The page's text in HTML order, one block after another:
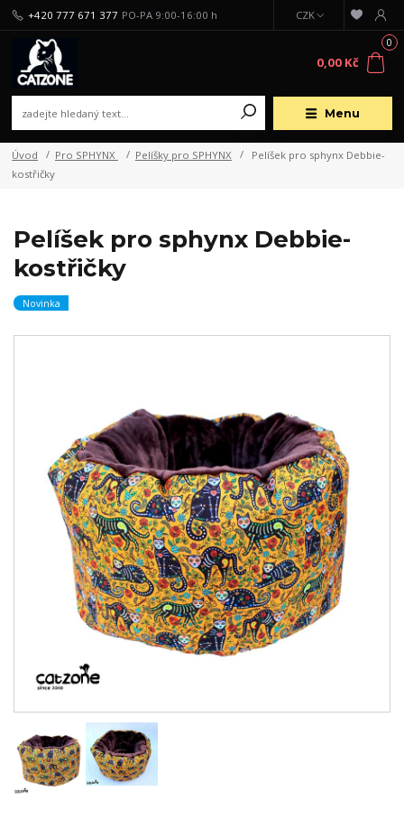
Menu
CZK
+420 777 671 377 PO-PA 9:00-16:00 h
0
0,00 Kč
Úvod Pro SPHYNX Pelíšky pro SPHYNX
Pelíšek pro sphynx Debbie-
kostřičky
Pelíšek pro sphynx Debbie-
kostřičky
Novinka